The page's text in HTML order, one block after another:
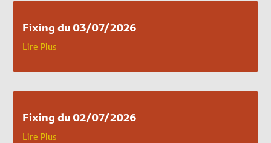
Fixing du 03/07/2026
Lire Plus
Fixing du 02/07/2026
Lire Plus